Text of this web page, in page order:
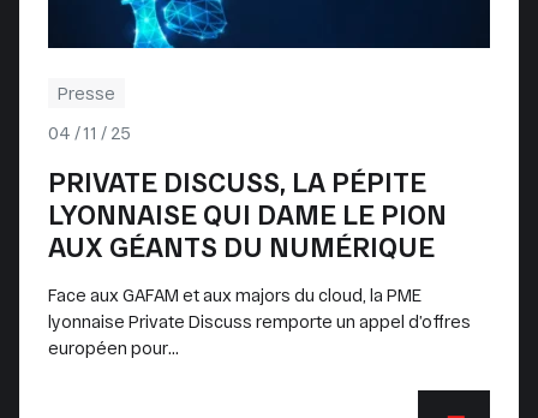
Presse
04 / 11 / 25
PRIVATE DISCUSS, LA PÉPITE
LYONNAISE QUI DAME LE PION
AUX GÉANTS DU NUMÉRIQUE
Face aux GAFAM et aux majors du cloud, la PME
lyonnaise Private Discuss remporte un appel d’offres
européen pour...